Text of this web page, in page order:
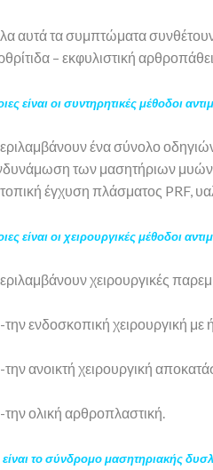
αυτά τα συμπτώματα
– εκφυλιστική
είναι οι συντηρητικές μέθοδοι
ένα σύνολο
των μασητήριων μυών.
έγχυση πλάσματος PRF,
είναι οι χειρουργικές μέθοδοι
χειρουργικές
ενδοσκοπική χειρουργική
ανοικτή χειρουργική
ολική αρθροπλαστική.
είναι το σύνδρομο μασητηριακής